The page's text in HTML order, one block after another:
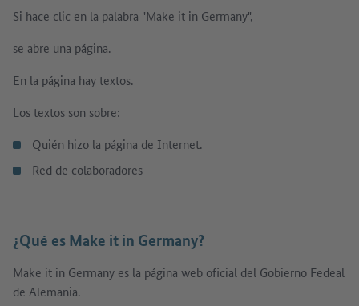
Si hace clic en la palabra "Make it in Germany",
se abre una página.
En la página hay textos.
Los textos son sobre:
Quién hizo la página de Internet.
Red de colaboradores
¿Qué es Make it in Germany?
Make it in Germany es la página web oficial del Gobierno Fedeal
de Alemania.